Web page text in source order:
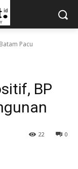
Pacu
BP
0
22